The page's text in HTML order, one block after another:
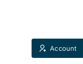
Account